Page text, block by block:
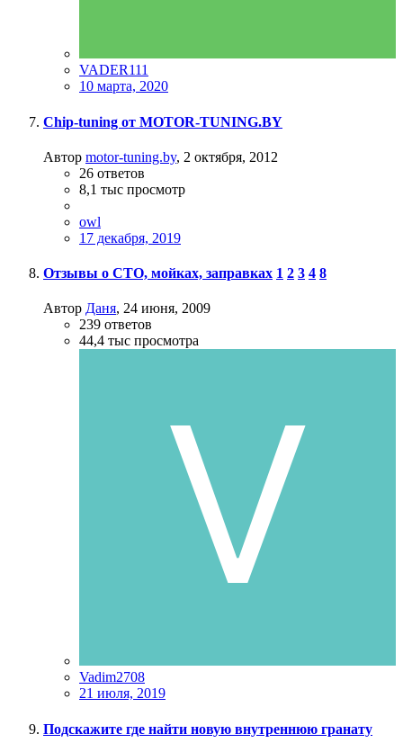
VADER111
10 марта, 2020
Chip-tuning от MOTOR-TUNING.BY
Автор motor-tuning.by, 2 октября, 2012
26 ответов
8,1 тыс просмотр
owl
17 декабря, 2019
Отзывы о СТО, мойках, заправках 1 2 3 4 8
Автор Даня, 24 июня, 2009
239 ответов
44,4 тыс просмотра
Vadim2708
21 июля, 2019
Подскажите где найти новую внутреннюю гранату